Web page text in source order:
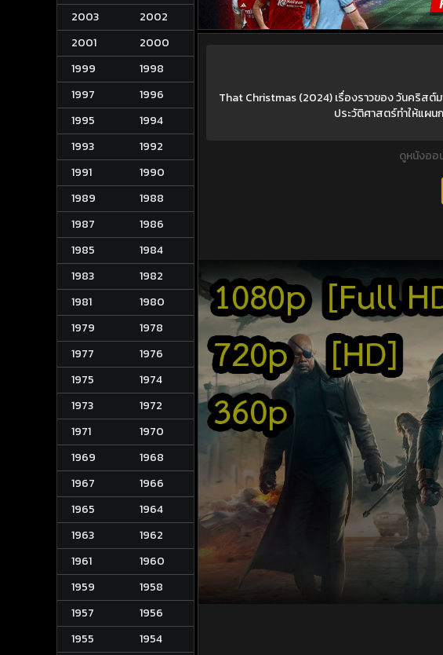
2003
2002
2001
2000
1999
1998
1997
1996
1995
1994
1993
1992
1991
1990
1989
1988
1987
1986
1985
1984
1983
1982
1981
1980
1979
1978
1977
1976
1975
1974
1973
1972
1971
1970
1969
1968
1967
1966
1965
1964
1963
1962
1961
1960
1959
1958
1957
1956
1955
1954
That Christmas (2024) เรื่องราวของ วันคริสต์
ประวัติศาสตร์ทำให้แผ
ดูหนังออ